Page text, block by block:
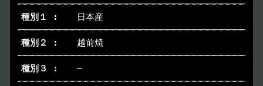
日本産
越前焼
―